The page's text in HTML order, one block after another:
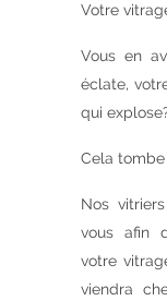
Votre
Vous en
éclate,
qui
Cela tombe
Nos
vous afin
votre
viendra